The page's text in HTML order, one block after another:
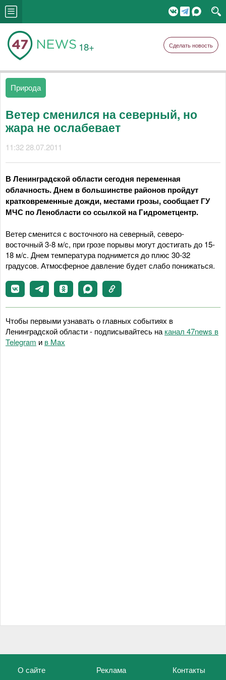
18+ Сделать новость
Природа
Ветер сменился на северный, но
жара не ослабевает
11:32 28.07.2011
В Ленинградской области сегодня переменная
облачность. Днем в большинстве районов пройдут
кратковременные дожди, местами грозы, сообщает ГУ
МЧС по Ленобласти со ссылкой на Гидрометцентр.
Ветер сменится с восточного на северный, северо-
восточный 3-8 м/с, при грозе порывы могут достигать до 15-
18 м/с. Днем температура поднимется до плюс 30-32
градусов. Атмосферное давление будет слабо понижаться.
Чтобы первыми узнавать о главных событиях в
Ленинградской области - подписывайтесь на канал 47news в
Telegram и в Maх
О сайте Реклама Контакты